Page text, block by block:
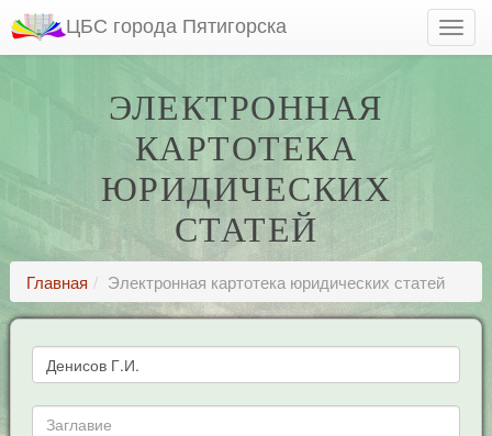
ЦБС города Пятигорска
ЭЛЕКТРОННАЯ
КАРТОТЕКА
ЮРИДИЧЕСКИХ
СТАТЕЙ
Главная Электронная картотека юридических статей